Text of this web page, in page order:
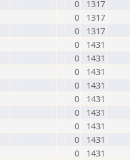
0
1317
0
1317
0
1317
0
1431
0
1431
0
1431
0
1431
0
1431
0
1431
0
1431
0
1431
0
1431